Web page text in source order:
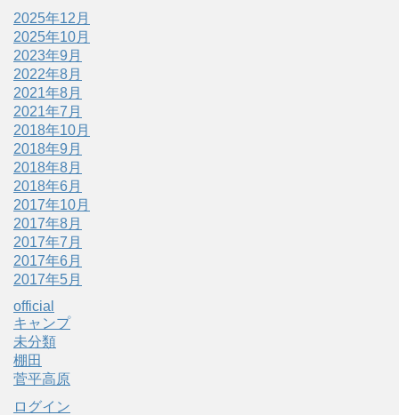
2025年12月
2025年10月
2023年9月
2022年8月
2021年8月
2021年7月
2018年10月
2018年9月
2018年8月
2018年6月
2017年10月
2017年8月
2017年7月
2017年6月
2017年5月
official
キャンプ
未分類
棚田
菅平高原
ログイン